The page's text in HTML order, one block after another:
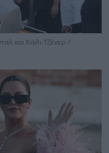
και Κάιλι Τζένερ /